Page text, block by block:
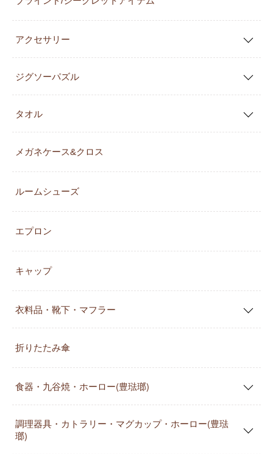
アクセサリー
ジグソーパズル
タオル
メガネケース&クロス
ルームシューズ
エプロン
キャップ
衣料品・靴下・マフラー
折りたたみ傘
食器・九谷焼・ホーロー(豊琺瑯)
調理器具・カトラリー・マグカップ・ホーロー(豊琺
瑯)